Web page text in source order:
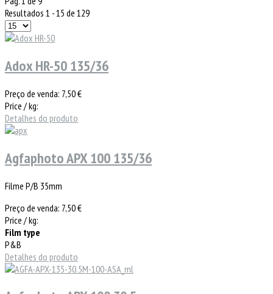
Resultados 1 - 15 de 129
Adox HR-50 135/36
Preço de venda: 7,50 €
Price / kg:
Detalhes do produto
Agfaphoto APX 100 135/36
Filme P/B 35mm
Preço de venda: 7,50 €
Price / kg:
Film type
P&B
Detalhes do produto